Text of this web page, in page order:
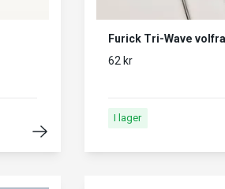
Furick Tri-Wave
62 kr
I lager